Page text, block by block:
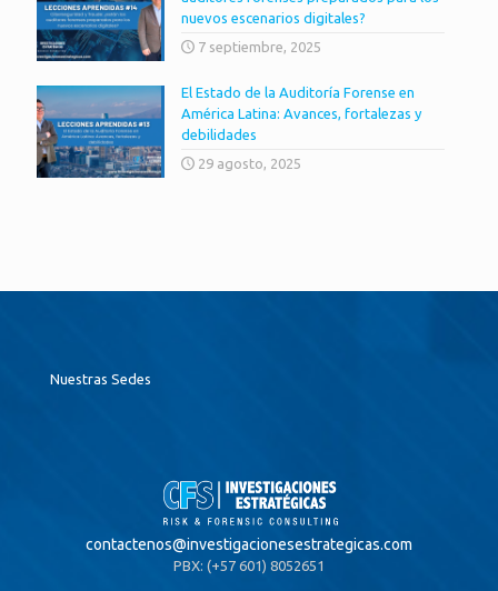
nuevos escenarios digitales?
7 septiembre, 2025
El Estado de la Auditoría Forense en
América Latina: Avances, fortalezas y
debilidades
29 agosto, 2025
Nuestras Sedes
contactenos@investigacionesestrategicas.com
PBX: (+57 601) 8052651